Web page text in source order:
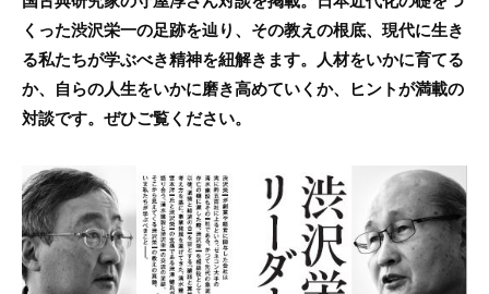
くった渋沢栄一の足跡を辿り、その教えの根底、現代に生き
る私たちが学ぶべき精神を紐解きます。人材をいかに育てる
か、自らの人生をいかに磨き高めていくか、ヒントが満載の
対談です。ぜひご覧ください。